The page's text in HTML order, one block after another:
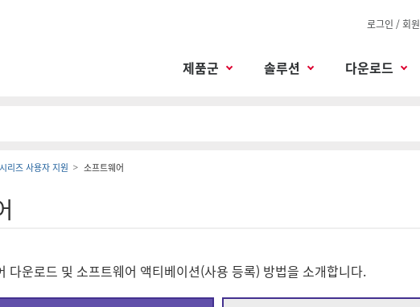
로그인 / 회
제품군 솔루션 다운로드
리즈 사용자 지원 소프트웨어
다운로드 및 소프트웨어 액티베이션(사용 등록) 방법을 소개합니다.